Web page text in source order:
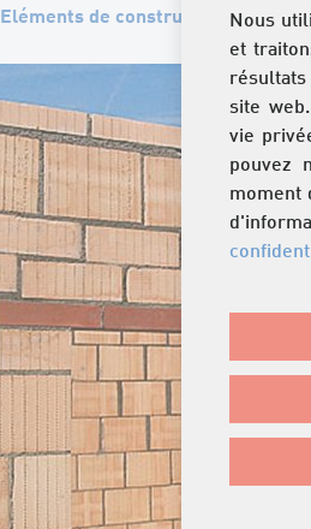
Nous
et
site
vie
pouvez
moment
Eléments de construction pour